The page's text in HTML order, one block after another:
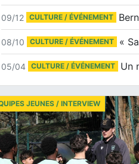
09/12 CULTURE / ÉVÉNEMENT
08/10 CULTURE / ÉVÉNEMENT
05/04 CULTURE / ÉVÉNEMENT
JEUNES / INTERVIEW